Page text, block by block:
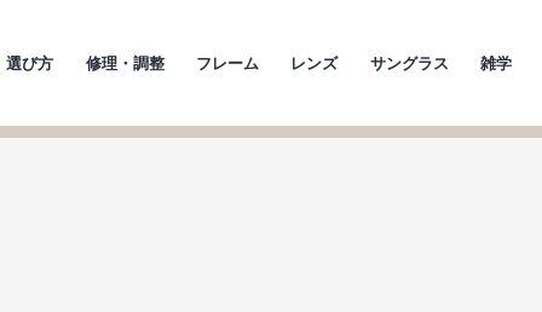
選び方 修理・調整 フレーム レンズ サングラス 雑学